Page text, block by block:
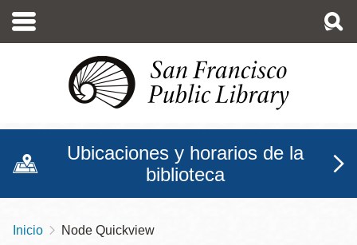
contenido
Ubicaciones y horarios de la
biblioteca
Sobrescribir
Inicio Node Quickview